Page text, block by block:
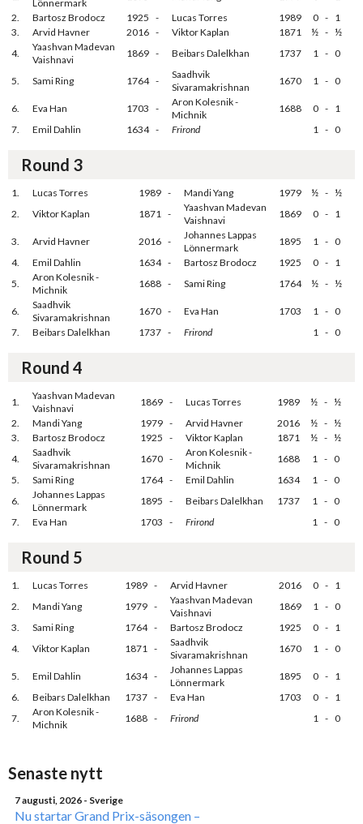
Lönnermark
2.
Bartosz Brodocz 1925 - Lucas Torres 1989 0 - 1
3.
Arvid Havner 2016 - Viktor Kaplan 1871 ½ - ½
4.
Yaashvan Madevan
Vaishnavi
1869 - Beibars Dalelkhan 1737 1 - 0
5. Sami Ring 1764 -
Saadhvik
Sivaramakrishnan
1670 1 - 0
6. Eva Han 1703 -
Aron Kolesnik -
Michnik
1688 0 - 1
7.
Emil Dahlin 1634 - Frirond 1 - 0
Round 3
1. Lucas Torres 1989 - Mandi Yang 1979 ½ - ½
2.
Viktor Kaplan 1871 -
Yaashvan Madevan
Vaishnavi
1869 0 - 1
3. Arvid Havner 2016 -
Johannes Lappas
Lönnermark
1895 1 - 0
4.
Emil Dahlin 1634 - Bartosz Brodocz 1925 0 - 1
5.
Aron Kolesnik -
Michnik
1688 - Sami Ring 1764 ½ - ½
6.
Saadhvik
Sivaramakrishnan
1670 - Eva Han 1703 1 - 0
7.
Beibars Dalelkhan 1737 - Frirond 1 - 0
Round 4
1.
Yaashvan Madevan
Vaishnavi
1869 - Lucas Torres 1989 ½ - ½
2.
Mandi Yang 1979 - Arvid Havner 2016 ½ - ½
3.
Bartosz Brodocz 1925 - Viktor Kaplan 1871 ½ - ½
4.
Saadhvik
Sivaramakrishnan
1670 -
Aron Kolesnik -
Michnik
1688 1 - 0
5.
Sami Ring 1764 - Emil Dahlin 1634 1 - 0
6.
Johannes Lappas
Lönnermark
1895 - Beibars Dalelkhan 1737 1 - 0
7.
Eva Han 1703 - Frirond 1 - 0
Round 5
1. Lucas Torres 1989 - Arvid Havner 2016 0 - 1
2.
Mandi Yang 1979 -
Yaashvan Madevan
Vaishnavi
1869 1 - 0
3.
Sami Ring 1764 - Bartosz Brodocz 1925 0 - 1
4.
Viktor Kaplan 1871 -
Saadhvik
Sivaramakrishnan
1670 1 - 0
5. Emil Dahlin 1634 -
Johannes Lappas
Lönnermark
1895 0 - 1
6.
Beibars Dalelkhan 1737 - Eva Han 1703 0 - 1
7.
Aron Kolesnik -
Michnik
1688 - Frirond 1 - 0
Senaste nytt
7 augusti, 2026 - Sverige
Nu startar Grand Prix-säsongen –